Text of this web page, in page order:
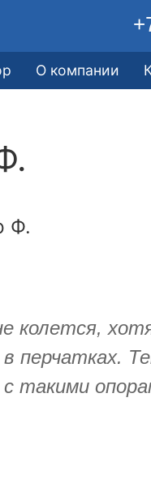
О компании
Ф.
колется,
перчатках.
такими